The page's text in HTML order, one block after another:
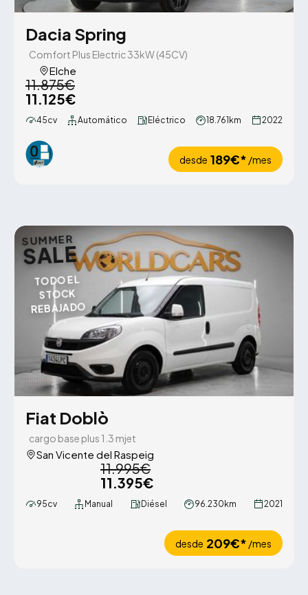
Dacia Spring
Comfort Plus Electric 33kW (45CV)
Elche
11.875€
11.125€
45cv Automático Eléctrico 18.761km 2022
desde 189€* /mes
SUMMER
SALE
TODO EL
STOCK
REBAJADO
Fiat Doblò
cargo base plus 1.3 mjet
San Vicente del Raspeig
11.995€
11.395€
95cv Manual Diésel 96.230km 2021
desde 209€* /mes